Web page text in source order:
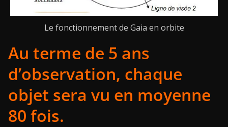
Le fonctionnement de Gaia en orbite
Au terme de 5 ans
d’observation, chaque
objet sera vu en moyenne
80 fois.